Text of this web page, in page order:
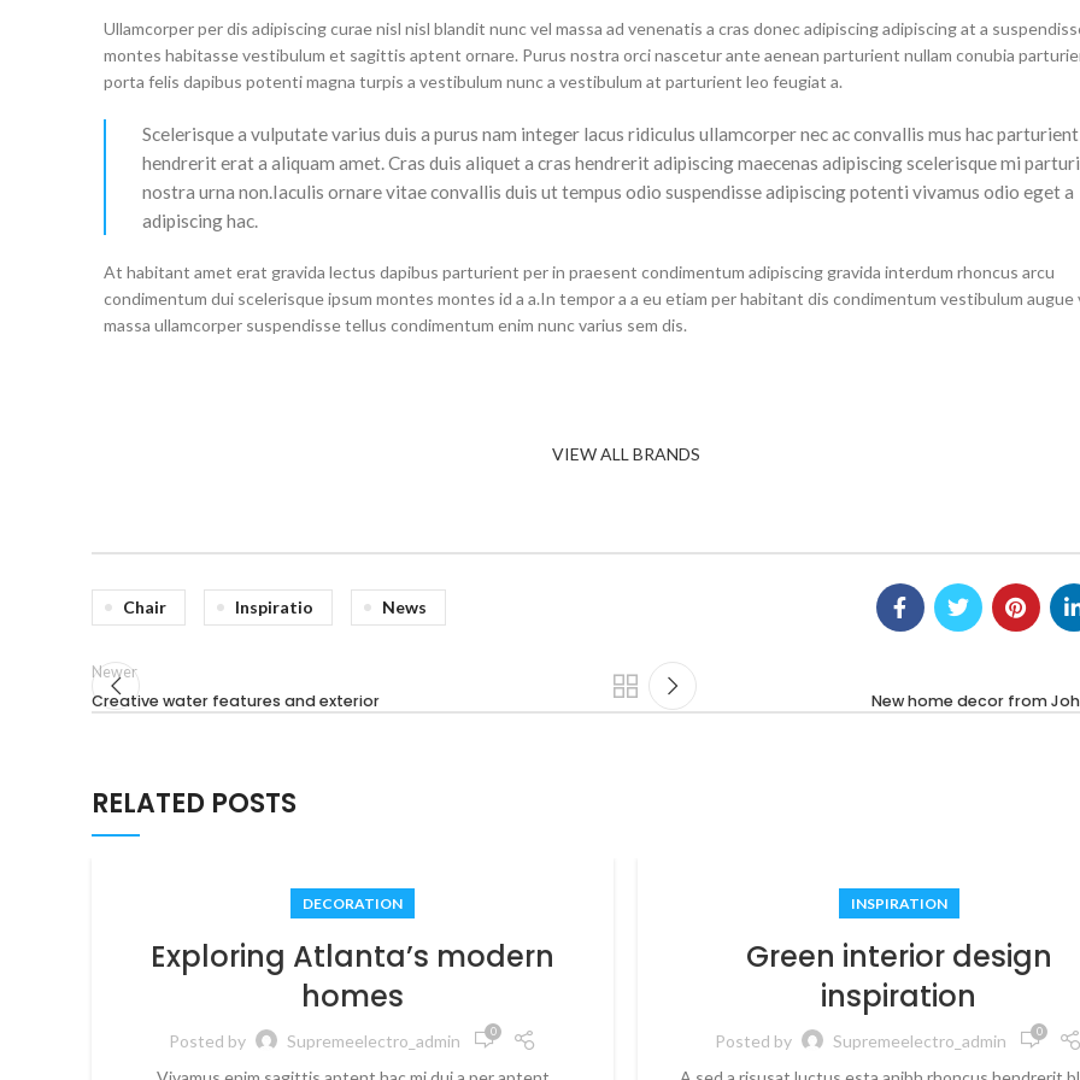
Ullamcorper per dis adipiscing curae nisl nisl blandit nunc vel massa ad venenatis a cras donec adipiscing adipiscing at a
montes habitasse vestibulum et sagittis aptent ornare. Purus nostra orci nascetur ante aenean parturient nullam conubia
porta felis dapibus potenti magna turpis a vestibulum nunc a vestibulum at parturient leo feugiat a.
Scelerisque a vulputate varius duis a purus nam integer lacus ridiculus ullamcorper nec ac convallis mus hac parturient
hendrerit erat a aliquam amet. Cras duis aliquet a cras hendrerit adipiscing maecenas adipiscing scelerisque mi
nostra urna non.Iaculis ornare vitae convallis duis ut tempus odio suspendisse adipiscing potenti vivamus odio eget a
adipiscing hac.
At habitant amet erat gravida lectus dapibus parturient per in praesent condimentum adipiscing gravida interdum rhoncus arcu
condimentum dui scelerisque ipsum montes montes id a a.In tempor a a eu etiam per habitant dis condimentum vestibulum augue
massa ullamcorper suspendisse tellus condimentum enim nunc varius sem dis.
VIEW ALL BRANDS
Chair Inspiratio News
Newer
Creative water features and exterior New home decor from
RELATED POSTS
DECORATION
Exploring Atlanta’s modern
homes
Posted by Supremeelectro_admin 0
INSPIRATION
Green interior design
inspiration
Posted by Supremeelectro_admin 0